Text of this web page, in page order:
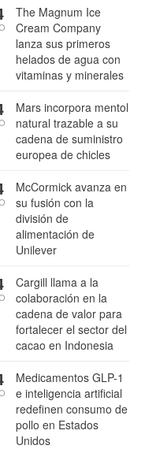
The Magnum Ice
Cream Company
lanza sus primeros
helados de agua con
vitaminas y minerales
Mars incorpora mentol
natural trazable a su
cadena de suministro
europea de chicles
McCormick avanza en
su fusión con la
división de
alimentación de
Unilever
Cargill llama a la
colaboración en la
cadena de valor para
fortalecer el sector del
cacao en Indonesia
Medicamentos GLP-1
e inteligencia artificial
redefinen consumo de
pollo en Estados
Unidos